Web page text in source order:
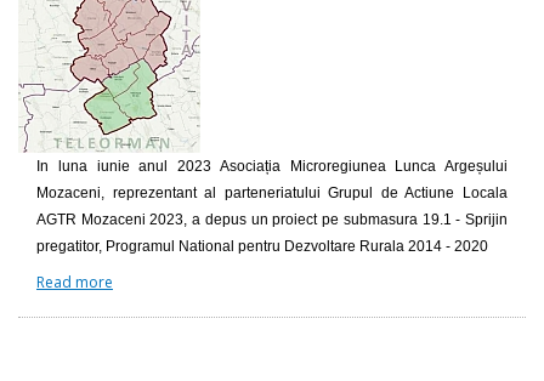
In luna iunie anul 2023 Asociația Microregiunea Lunca Argeșului
Mozaceni, reprezentant al parteneriatului Grupul de Actiune Locala
AGTR Mozaceni 2023, a depus un proiect pe submasura 19.1 - Sprijin
pregatitor, Programul National pentru Dezvoltare Rurala 2014 - 2020
Read more